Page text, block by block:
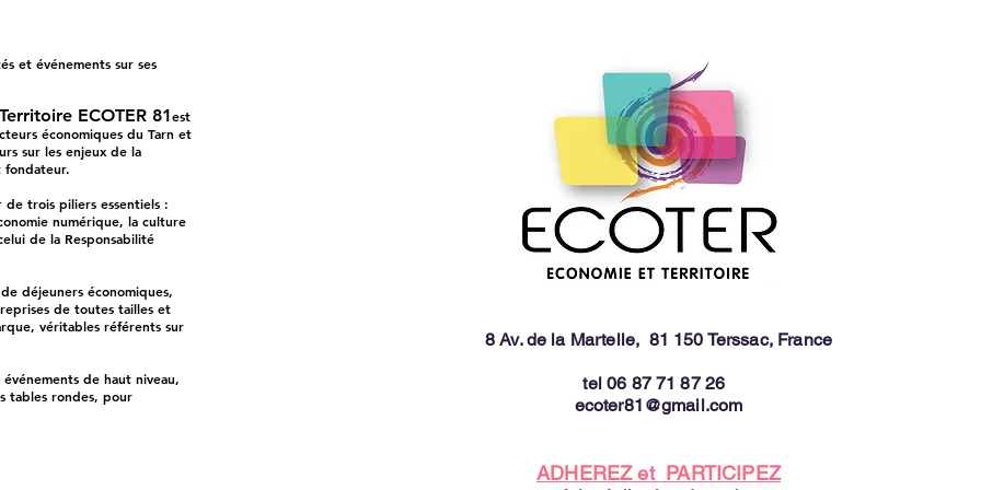
et événements sur ses
ECOTER 81est
économiques du Tarn et
sur les enjeux de la
de trois piliers essentiels :
numérique, la culture
de la Responsabilité
déjeuners économiques,
de toutes tailles et
véritables référents sur
de haut niveau,
tables rondes, pour
8 Av. de la Martelle, 81 150 Terssac, France
tel 06 87 71 87 26
ecoter81@gmail.com
ADHEREZ et PARTICIPEZ